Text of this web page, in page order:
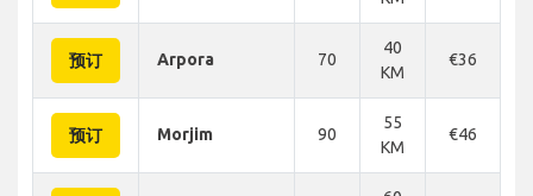
预订 Arpora 70
40
KM
€36
预订 Morjim 90
55
KM
€46